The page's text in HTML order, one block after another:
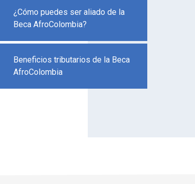
¿Cómo puedes ser aliado de la
Beca AfroColombia?
Beneficios tributarios de la Beca
AfroColombia